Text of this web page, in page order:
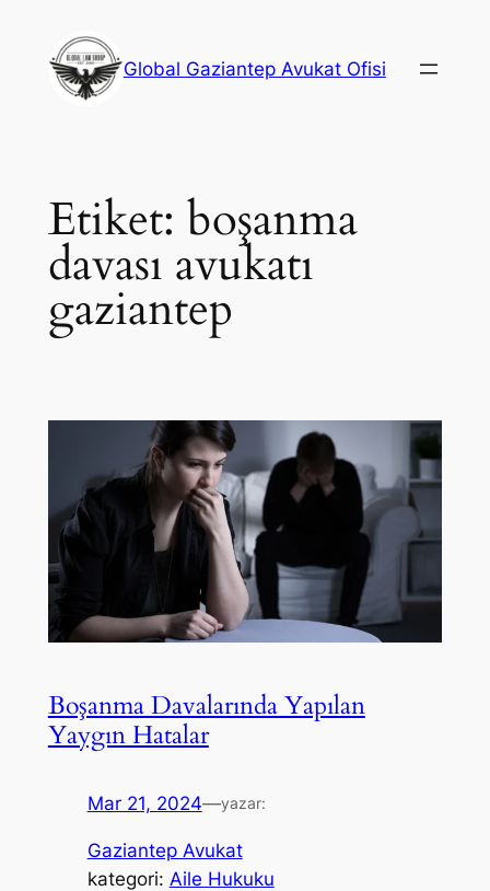
Global Gaziantep Avukat Ofisi
Etiket: boşanma
davası avukatı
gaziantep
Boşanma Davalarında Yapılan
Yaygın Hatalar
Mar 21, 2024—yazar:
Gaziantep Avukat
kategori: Aile Hukuku